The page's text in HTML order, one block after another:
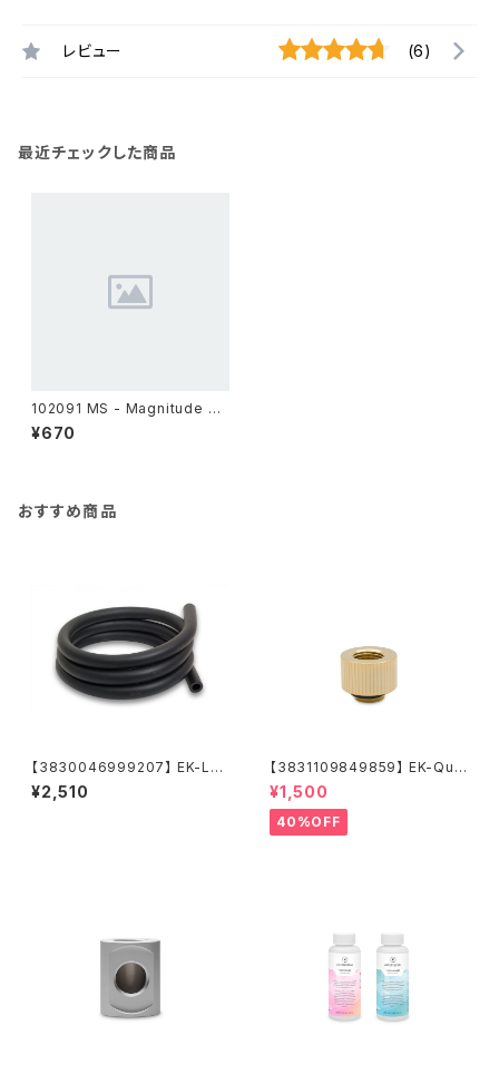
レビュー (6)
最近チェックした商品
102091 MS - Magnitude Sc
rew M3x9 (Black Chrome)
¥670
おすすめ商品
【3830046999207】 EK-Lo
op ZMT Soft Tube 10/16m
m 1m Black
¥2,510
【3831109849859】 EK-Qua
ntum Torque Extender Stat
ic MF 14 - Gold
¥1,500
40%OFF